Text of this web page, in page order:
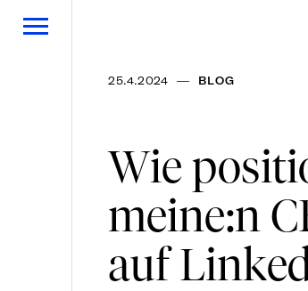
25.4.2024 — BLOG
Wie
meine:n
auf